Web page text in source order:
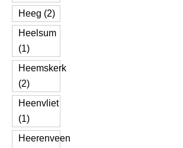
Heeg (2)
Heelsum
(1)
Heemskerk
(2)
Heenvliet
(1)
Heerenveen